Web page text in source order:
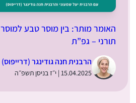
האומר מותר: בין מוסר טבע למוסר
תורני – גפ”ת
הרבנית חנה גודינגר (דרייפוס)
15.04.2025 | י״ז בניסן תשפ״ה